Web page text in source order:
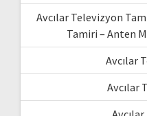
Avcılar Televizyon
Tamiri – Anten
Avcılar
Avcılar